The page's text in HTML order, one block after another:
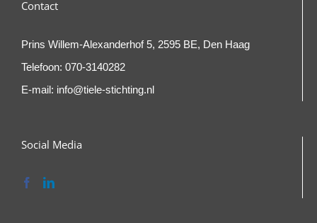
Contact
Prins Willem-Alexanderhof 5, 2595 BE, Den Haag
Telefoon: 070-3140282
E-mail: info@tiele-stichting.nl
Social Media